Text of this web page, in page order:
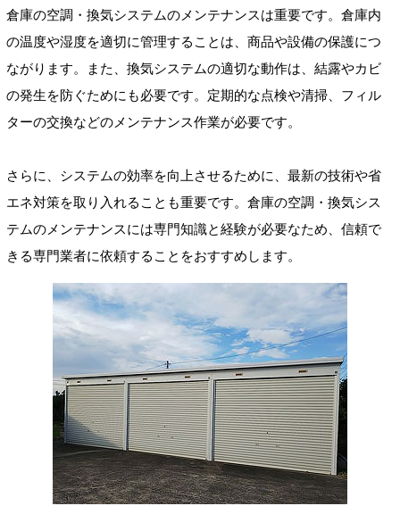
倉庫の空調・換気システムのメンテナンスは重要です。倉庫内
の温度や湿度を適切に管理することは、商品や設備の保護につ
ながります。また、換気システムの適切な動作は、結露やカビ
の発生を防ぐためにも必要です。定期的な点検や清掃、フィル
ターの交換などのメンテナンス作業が必要です。
さらに、システムの効率を向上させるために、最新の技術や省
エネ対策を取り入れることも重要です。倉庫の空調・換気シス
テムのメンテナンスには専門知識と経験が必要なため、信頼で
きる専門業者に依頼することをおすすめします。